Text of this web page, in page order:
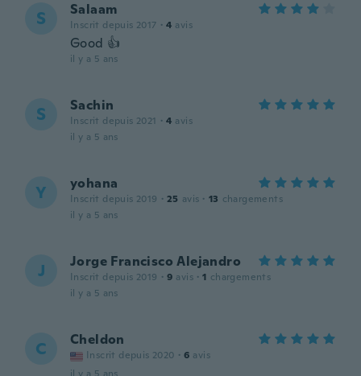
S Salaam
Inscrit depuis 2017 · 4 avis
Good 👍
il y a 5 ans
S Sachin
Inscrit depuis 2021 · 4 avis
il y a 5 ans
Y yohana
Inscrit depuis 2019 · 25 avis · 13 chargements
il y a 5 ans
J Jorge Francisco Alejandro
Inscrit depuis 2019 · 9 avis · 1 chargements
il y a 5 ans
C Cheldon
Inscrit depuis 2020 · 6 avis